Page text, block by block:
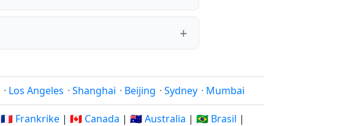
· Los Angeles · Shanghai · Beijing · Sydney · Mumbai
🇫🇷 Frankrike | 🇨🇦 Canada | 🇦🇺 Australia | 🇧🇷 Brasil |